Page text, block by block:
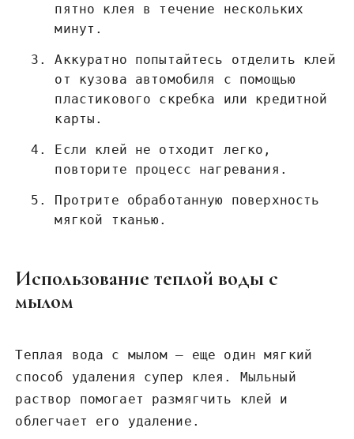
пятно клея в течение нескольких
минут.
Аккуратно попытайтесь отделить клей
от кузова автомобиля с помощью
пластикового скребка или кредитной
карты.
Если клей не отходит легко,
повторите процесс нагревания.
Протрите обработанную поверхность
мягкой тканью.
Использование теплой воды с
мылом
Теплая вода с мылом – еще один мягкий
способ удаления супер клея. Мыльный
раствор помогает размягчить клей и
облегчает его удаление.